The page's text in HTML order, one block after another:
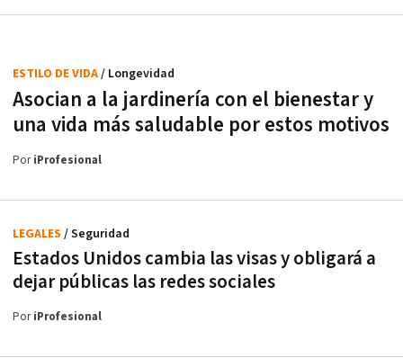
Asocian a la jardinería con el bienestar y
una vida más saludable por estos motivos
ESTILO DE VIDA/ Longevidad
PoriProfesional
Estados Unidos cambia las visas y obligará a
dejar públicas las redes sociales
LEGALES / Seguridad
PoriProfesional